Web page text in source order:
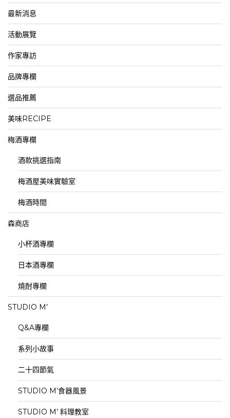
最新消息
活動展覽
作家專訪
品牌專欄
選品推薦
美味RECIPE
梅酒專欄
酒款挑選指南
梅酒屋美味實驗室
梅酒時間
森商店
小杯酒專欄
日本酒專欄
燒酎專欄
STUDIO M’
Q&A專欄
系列小故事
二十四節氣
STUDIO M’食器風景
STUDIO M’ 料理教室